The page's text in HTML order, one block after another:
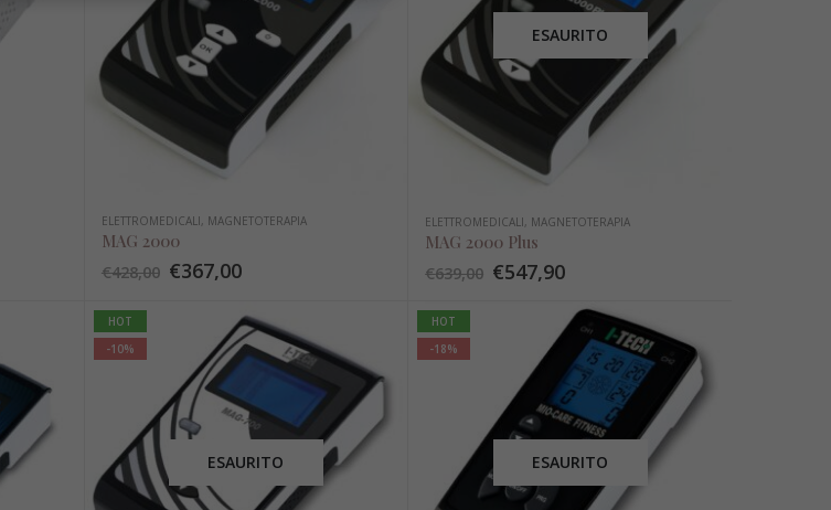
ELETTROMEDICALI, MAGNETOTERAPIA
MAG 2000
€428,00 €367,00
ESAURITO
ELETTROMEDICALI, MAGNETOTERAPIA
MAG 2000 Plus
€639,00 €547,90
HOT
-10%
ESAURITO
HOT
-18%
ESAURITO